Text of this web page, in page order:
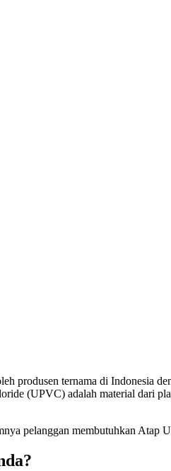
produsen ternama di Indonesia
(UPVC) adalah material dari
pelanggan membutuhkan Atap